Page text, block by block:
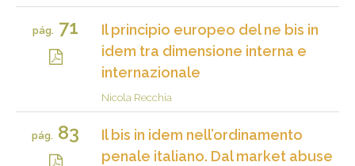
pág. 71
Il principio europeo del ne bis in
idem tra dimensione interna e
internazionale
Nicola Recchia
pág. 83
Il bis in idem nell’ordinamento
penale italiano. Dal market abuse